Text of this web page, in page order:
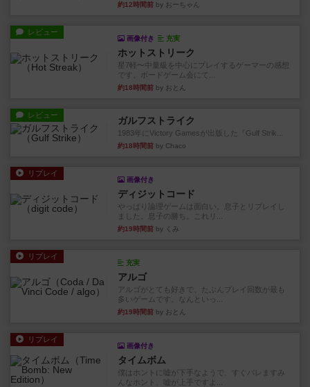
約12時間前 by おーちゃん
レビュー
画像付き 充実
ホットストリーク
星7軽〜中量級を中心にプレイするゲーマーの感想
です。ボードゲーム会にて...
約18時間前 by おとん
レビュー ガルフストライク
1983年にVictory Gamesが出版した『Gulf Strik...
約18時間前 by Chaco
リプレイ
画像付き
ディジットコード
やっぱり論理ゲームは面白い。息子とリプレイし
ました。息子の勝ち。これリ...
約19時間前 by くみ
リプレイ
充実
アルゴ
アルゴがとても好きで、たぶんプレイ回数が最も
多いゲームです。なんといっ...
約19時間前 by おとん
リプレイ
画像付き
タイムボム
僕はホントに嘘が下手なようで、すぐバレますみ
んなホント、嘘が上手ですよ...